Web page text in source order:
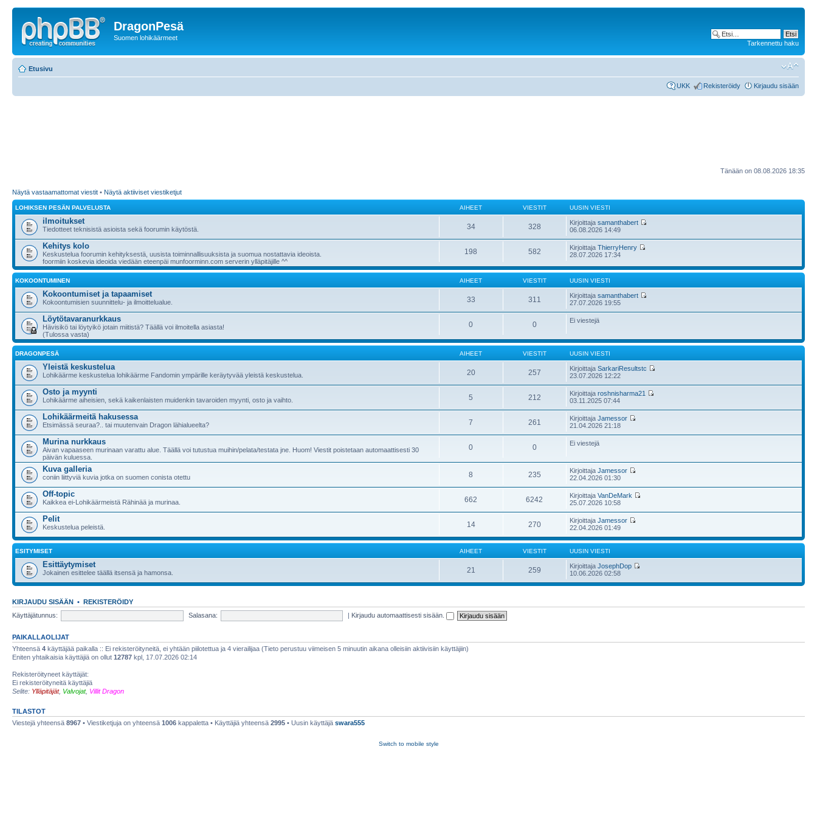
DragonPesä
Suomen lohikäärmeet
Tarkennettu haku
Etusivu
UKK Rekisteröidy Kirjaudu sisään
Tänään on 08.08.2026 18:35
Näytä vastaamattomat viestit • Näytä aktiiviset viestiketjut
LOHIKSEN PESÄN PALVELUSTA AIHEET VIESTIT UUSIN VIESTI
ilmoitukset
Tiedotteet teknisistä asioista sekä foorumin käytöstä. 34 328 Kirjoittajasamanthabert
06.08.2026 14:49
Kehitys kolo
Keskustelua foorumin kehityksestä, uusista toiminnallisuuksista ja suomua nostattavia ideoista.
foormiin koskevia ideoida viedään eteenpäi munfoorminn.com serverin ylläpitäjille ^^
198 582 KirjoittajaThierryHenry
28.07.2026 17:34
KOKOONTUMINEN AIHEET VIESTIT UUSIN VIESTI
Kokoontumiset ja tapaamiset
Kokoontumisien suunnittelu- ja ilmoittelualue. 33 311 Kirjoittajasamanthabert
27.07.2026 19:55
Löytötavaranurkkaus
Hävisikö tai löytyikö jotain miitistä? Täällä voi ilmoitella asiasta!
(Tulossa vasta)
0 0 Ei viestejä
DRAGONPESÄ AIHEET VIESTIT UUSIN VIESTI
Yleistä keskustelua
Lohikäärme keskustelua lohikäärme Fandomin ympärille keräytyvää yleistä keskustelua. 20 257 KirjoittajaSarkariResultstc
23.07.2026 12:22
Osto ja myynti
Lohikäärme aiheisien, sekä kaikenlaisten muidenkin tavaroiden myynti, osto ja vaihto. 5 212 Kirjoittajaroshnisharma21
03.11.2025 07:44
Lohikäärmeitä hakusessa
Etsimässä seuraa?.. tai muutenvain Dragon lähialueelta? 7 261 KirjoittajaJamessor
21.04.2026 21:18
Murina nurkkaus
Aivan vapaaseen murinaan varattu alue. Täällä voi tutustua muihin/pelata/testata jne. Huom! Viestit poistetaan automaattisesti 30
päivän kuluessa.
0 0 Ei viestejä
Kuva galleria
coniin liittyviä kuvia jotka on suomen conista otettu 8 235 KirjoittajaJamessor
22.04.2026 01:30
Off-topic
Kaikkea ei-Lohikäärmeistä Rähinää ja murinaa. 662 6242 KirjoittajaVanDeMark
25.07.2026 10:58
Pelit
Keskustelua peleistä. 14 270 KirjoittajaJamessor
22.04.2026 01:49
ESITYMISET AIHEET VIESTIT UUSIN VIESTI
Esittäytymiset
Jokainen esittelee täällä itsensä ja hamonsa. 21 259 KirjoittajaJosephDop
10.06.2026 02:58
KIRJAUDU SISÄÄN • REKISTERÖIDY
Käyttäjätunnus:
Salasana: | Kirjaudu automaattisesti sisään.
PAIKALLAOLIJAT
Yhteensä 4 käyttäjää paikalla :: Ei rekisteröityneitä, ei yhtään piilotettua ja 4 vierailijaa (Tieto perustuu viimeisen 5 minuutin aikana olleisiin aktiivisiin käyttäjiin)
Eniten yhtaikaisia käyttäjiä on ollut 12787 kpl, 17.07.2026 02:14
Rekisteröityneet käyttäjät:
Ei rekisteröityneitä käyttäjiä
Selite: Ylläpitäjät, Valvojat, Villit Dragon
TILASTOT
Viestejä yhteensä 8967 • Viestiketjuja on yhteensä 1006 kappaletta • Käyttäjiä yhteensä 2995 • Uusin käyttäjä swara555
Switch to mobile style